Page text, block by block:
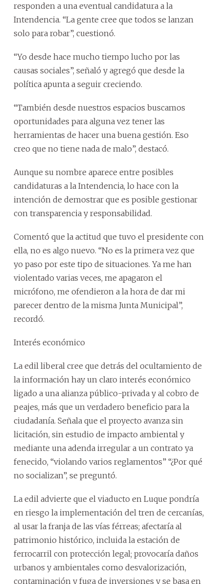
responden a una eventual candidatura a la
Intendencia. “La gente cree que todos se lanzan
solo para robar”, cuestionó.
“Yo desde hace mucho tiempo lucho por las
causas sociales”, señaló y agregó que desde la
política apunta a seguir creciendo.
“También desde nuestros espacios buscamos
oportunidades para alguna vez tener las
herramientas de hacer una buena gestión. Eso
creo que no tiene nada de malo”, destacó.
Aunque su nombre aparece entre posibles
candidaturas a la Intendencia, lo hace con la
intención de demostrar que es posible gestionar
con transparencia y responsabilidad.
Comentó que la actitud que tuvo el presidente con
ella, no es algo nuevo. “No es la primera vez que
yo paso por este tipo de situaciones. Ya me han
violentado varias veces, me apagaron el
micrófono, me ofendieron a la hora de dar mi
parecer dentro de la misma Junta Municipal”,
recordó.
Interés económico
La edil liberal cree que detrás del ocultamiento de
la información hay un claro interés económico
ligado a una alianza público-privada y al cobro de
peajes, más que un verdadero beneficio para la
ciudadanía. Señala que el proyecto avanza sin
licitación, sin estudio de impacto ambiental y
mediante una adenda irregular a un contrato ya
fenecido, “violando varios reglamentos” “¿Por qué
no socializan”, se preguntó.
La edil advierte que el viaducto en Luque pondría
en riesgo la implementación del tren de cercanías,
al usar la franja de las vías férreas; afectaría al
patrimonio histórico, incluida la estación de
ferrocarril con protección legal; provocaría daños
urbanos y ambientales como desvalorización,
contaminación y fuga de inversiones y se basa en